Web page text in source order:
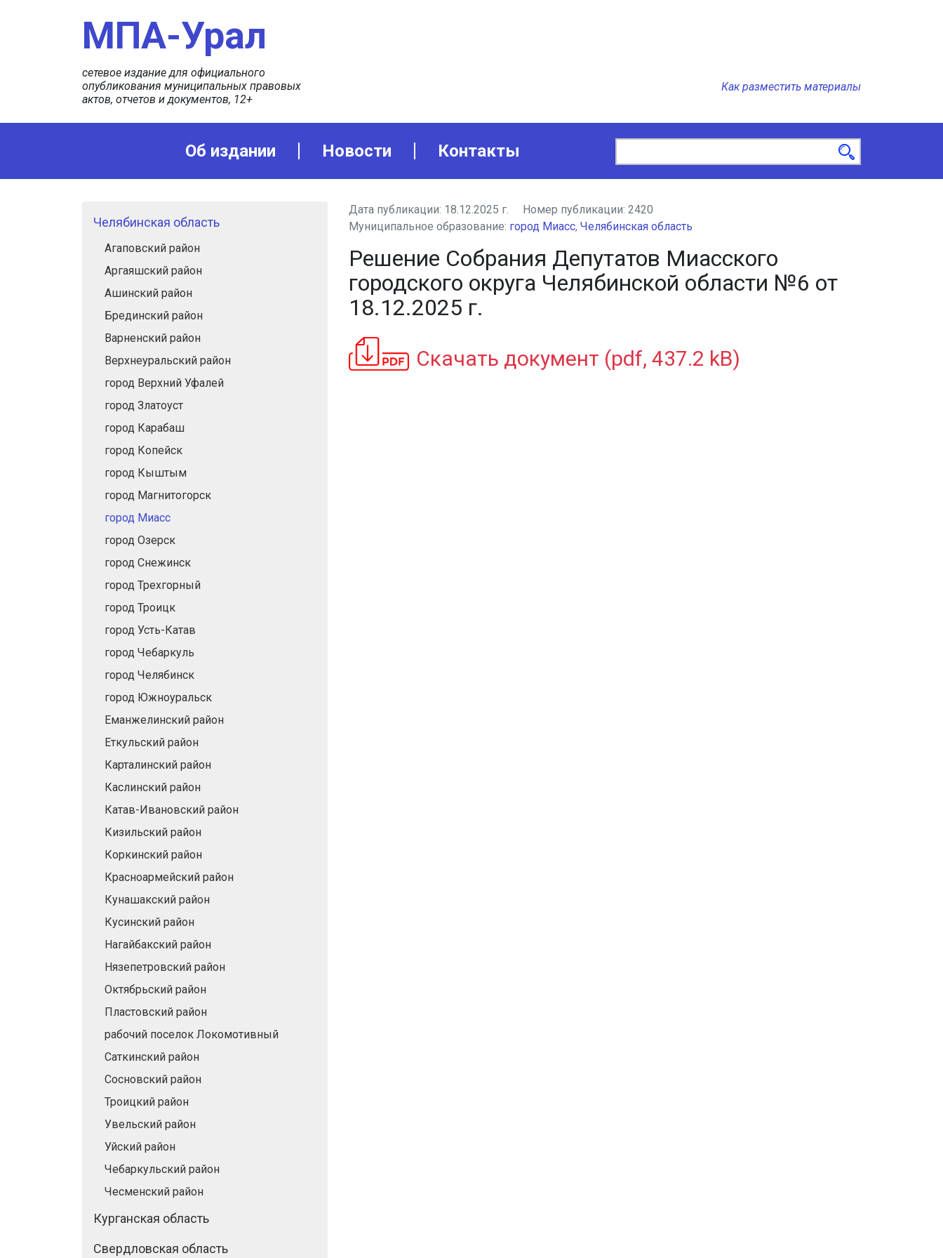
МПА-Урал
сетевое издание для официального
опубликования муниципальных правовых
актов, отчетов и документов, 12+
Как разместить материалы
Об издании Новости Контакты
Челябинская область
Агаповский район
Аргаяшский район
Ашинский район
Брединский район
Варненский район
Верхнеуральский район
город Верхний Уфалей
город Златоуст
город Карабаш
город Копейск
город Кыштым
город Магнитогорск
город Миасс
город Озерск
город Снежинск
город Трехгорный
город Троицк
город Усть-Катав
город Чебаркуль
город Челябинск
город Южноуральск
Еманжелинский район
Еткульский район
Карталинский район
Каслинский район
Катав-Ивановский район
Кизильский район
Коркинский район
Красноармейский район
Кунашакский район
Кусинский район
Нагайбакский район
Нязепетровский район
Октябрьский район
Пластовский район
рабочий поселок Локомотивный
Саткинский район
Сосновский район
Троицкий район
Увельский район
Уйский район
Чебаркульский район
Чесменский район
Курганская область
Свердловская область
Дата публикации: 18.12.2025 г. Номер публикации: 2420
Муниципальное образование: город Миасс, Челябинская область
Решение Собрания Депутатов Миасского
городского округа Челябинской области №6 от
18.12.2025 г.
Скачать документ (pdf, 437.2 kB)